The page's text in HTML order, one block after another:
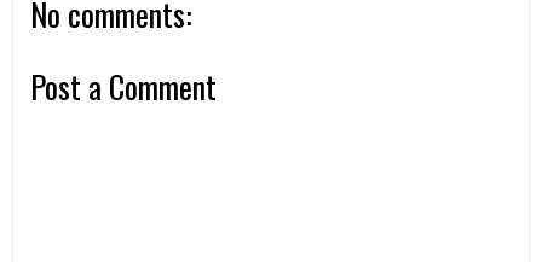
No comments:
Post a Comment